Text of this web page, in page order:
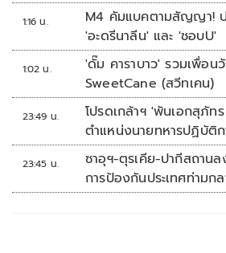
1:16 น.
M4 คัมแบคตามสัญญา!
'อะดรีนาลีน' และ 'ชอบU'
1:02 น.
'ดั๊ม คาราบาว' รวมเพื่อน
SweetCane (สวีทเคน)
23:49 น.
โปรดเกล้าฯ 'พันเอกสุภั
ตำแหน่งนายทหารปฏิบัติก
'พลตรี'
23:45 น.
ซาอุฯ-ตุรเคีย-ปากีสถาน
การป้องกันประเทศท่ามก